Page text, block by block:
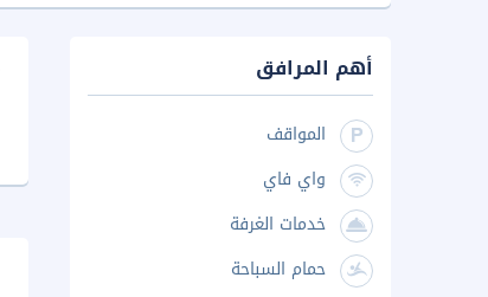
أهم المرافق
المواقف
واي فاي
خدمات الغرفة
حمام السباحة